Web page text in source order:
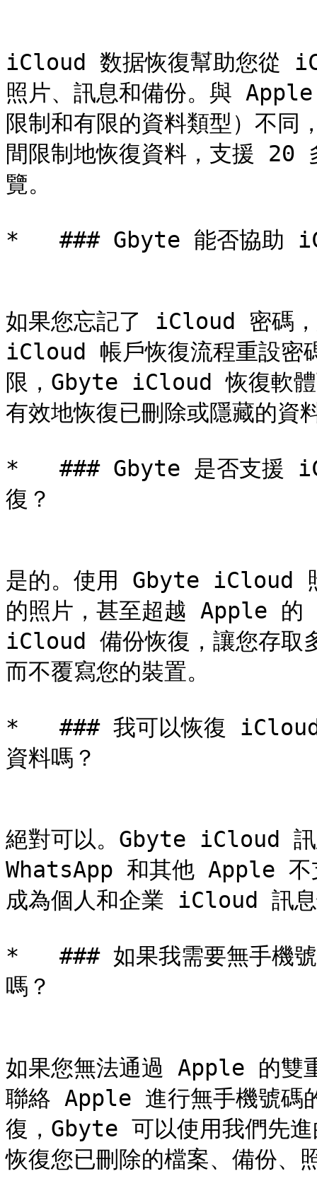
iCloud 数据恢復幫助您從
照片、訊息和備份。與
限制和有限的資料類型）不
間限制地恢復資料，支援 20
覽。
*   ### Gbyte 能否協助
如果您忘記了 iCloud 密碼
iCloud 帳戶恢復流程重設密
限，Gbyte iCloud 恢復軟
有效地恢復已刪除或隱藏的資
*   ### Gbyte 是否支援
復？
是的。使用 Gbyte iCloud
的照片，甚至超越 Apple 的
iCloud 備份恢復，讓您存取
而不覆寫您的裝置。
*   ### 我可以恢復 iCloud
資料嗎？
絕對可以。Gbyte iCloud 訊
WhatsApp 和其他 Apple 不
成為個人和企業 iCloud 訊息
*   ### 如果我需要無手機
嗎？
如果您無法通過 Apple 的雙
聯絡 Apple 進行無手機號碼
復，Gbyte 可以使用我們先
恢復您已刪除的檔案、備份、